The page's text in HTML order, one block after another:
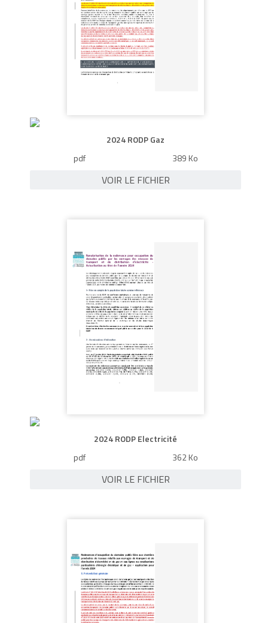
2024 RODP Gaz
pdf
389 Ko
VOIR LE FICHIER
2024 RODP Electricité
pdf
362 Ko
VOIR LE FICHIER